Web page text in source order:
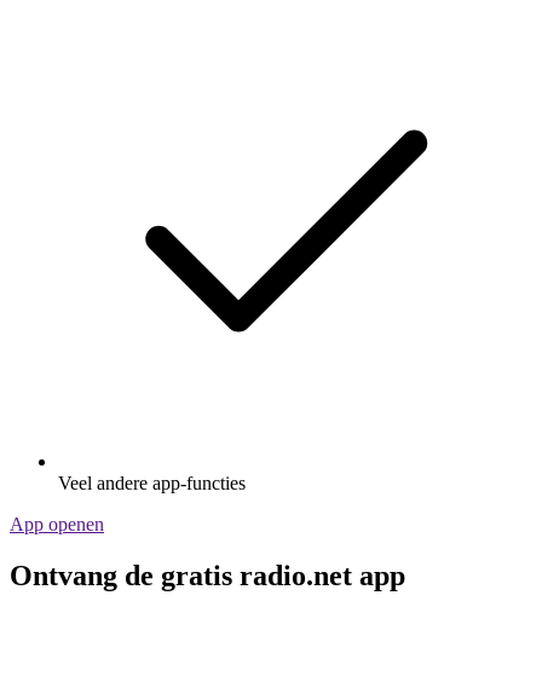
Veel andere app-functies
App openen
Ontvang de gratis radio.net app